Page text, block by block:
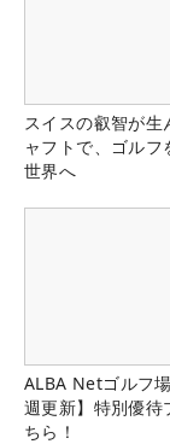
スイスの叡智が生
ャフトで、ゴルフ
世界へ
ALBA Netゴルフ
週更新】特別優待
ちら！